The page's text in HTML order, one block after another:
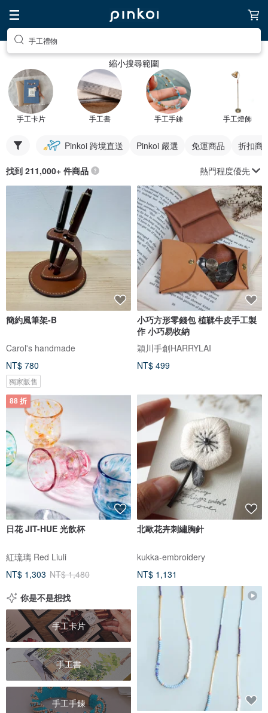
手工禮物
縮小搜尋範圍
手工卡片 手工書 手工手鍊 手工燈飾
Pinkoi 跨境直送 Pinkoi 嚴選 免運商品 折扣商
找到 211,000+ 件商品 熱門程度優先
簡約風筆架-B
Carol's handmade
NT$ 780
獨家販售
小巧方形零錢包 植鞣牛皮手工製
作 小巧易收納
穎川手創HARRYLAI
NT$ 499
88 折
日花 JIT-HUE 光飲杯
紅琉璃 Red Liuli
NT$ 1,303 NT$ 1,480
北歐花卉刺繡胸針
kukka-embroidery
NT$ 1,131
你是不是想找
手工卡片
手工書
手工手鍊